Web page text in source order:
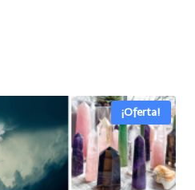
¡Oferta!